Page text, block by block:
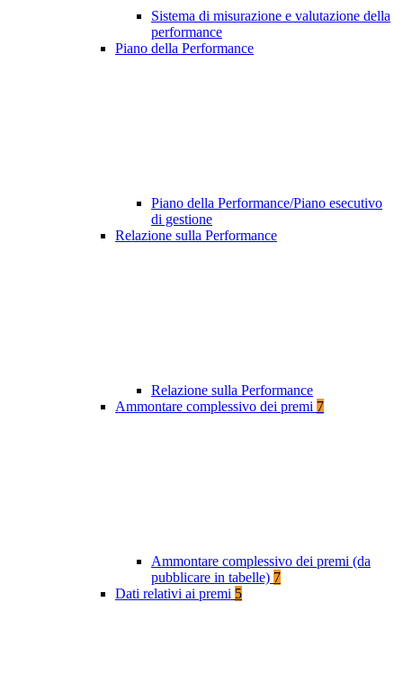
Sistema di misurazione e valutazione della
performance
Piano della Performance
Piano della Performance/Piano esecutivo
di gestione
Relazione sulla Performance
Relazione sulla Performance
Ammontare complessivo dei premi 7
Ammontare complessivo dei premi (da
pubblicare in tabelle) 7
Dati relativi ai premi 5